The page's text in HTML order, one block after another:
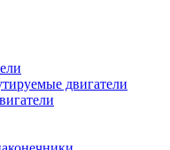
двигатели